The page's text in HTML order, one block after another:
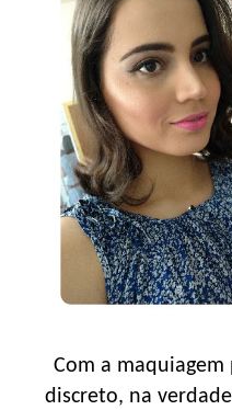
Com a
discreto, na